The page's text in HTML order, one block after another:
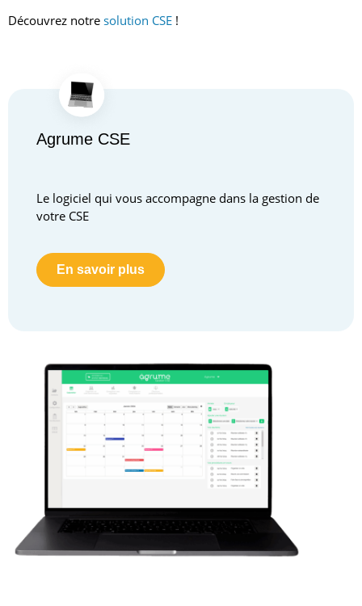
Découvrez notre solution CSE !
Agrume CSE
Le logiciel qui vous accompagne dans la gestion de
votre CSE
En savoir plus